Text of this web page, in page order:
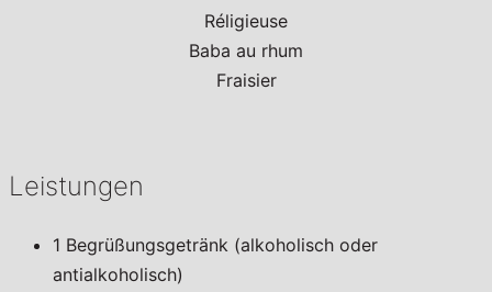
Réligieuse
Baba au rhum
Fraisier
Leistungen
1 Begrüßungsgetränk (alkoholisch oder
antialkoholisch)